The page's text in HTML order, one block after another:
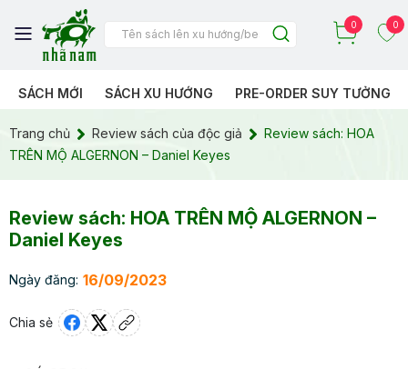
0 0
SÁCH MỚI SÁCH XU HƯỚNG PRE-ORDER SUY TƯỞNG
Trang chủ Review sách của độc giả
Review sách: HOA
TRÊN MỘ ALGERNON – Daniel Keyes
Review sách: HOA TRÊN MỘ ALGERNON –
Daniel Keyes
Ngày đăng: 16/09/2023
Chia sẻ